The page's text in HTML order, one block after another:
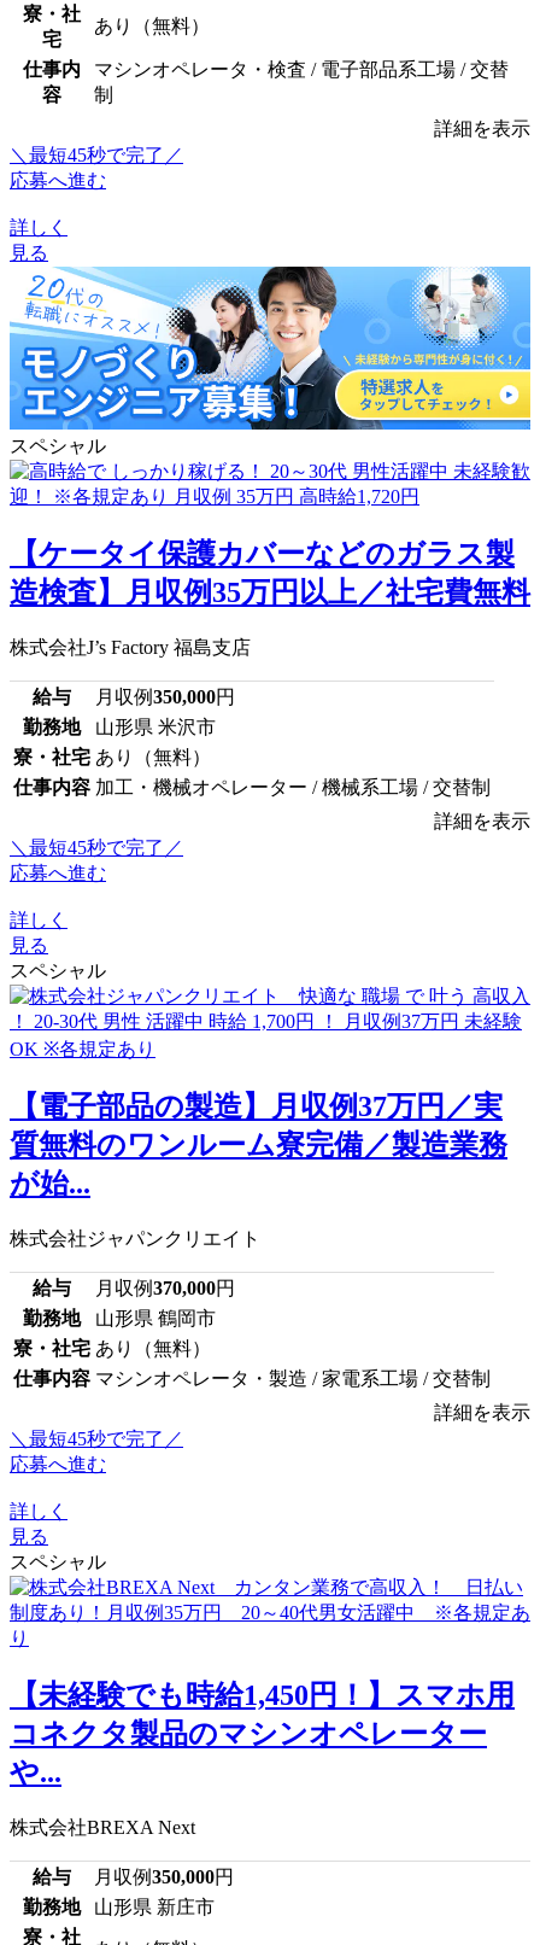
寮・社
宅
あり（無料）
仕事内
容
マシンオペレータ・検査 / 電子部品系工場 / 交替
制
詳細を表示
＼最短45秒で完了／
応募へ進む
詳しく
見る
スペシャル
【ケータイ保護カバーなどのガラス製
造検査】月収例35万円以上／社宅費無料
株式会社J’s Factory 福島支店
給与 月収例350,000円
勤務地
山形県 米沢市
寮・社宅 あり（無料）
仕事内容 加工・機械オペレーター / 機械系工場 / 交替制
詳細を表示
＼最短45秒で完了／
応募へ進む
詳しく
見る
スペシャル
【電子部品の製造】月収例37万円／実
質無料のワンルーム寮完備／製造業務
が始...
株式会社ジャパンクリエイト
給与 月収例370,000円
勤務地
山形県 鶴岡市
寮・社宅 あり（無料）
仕事内容 マシンオペレータ・製造 / 家電系工場 / 交替制
詳細を表示
＼最短45秒で完了／
応募へ進む
詳しく
見る
スペシャル
【未経験でも時給1,450円！】スマホ用
コネクタ製品のマシンオペレーター
や...
株式会社BREXA Next
給与 月収例350,000円
勤務地
山形県 新庄市
寮・社